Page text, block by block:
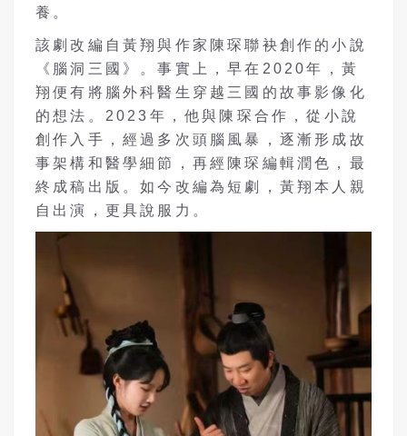
養。
該劇改編自黃翔與作家陳琛聯袂創作的小說
《腦洞三國》。事實上，早在2020年，黃
翔便有將腦外科醫生穿越三國的故事影像化
的想法。2023年，他與陳琛合作，從小說
創作入手，經過多次頭腦風暴，逐漸形成故
事架構和醫學細節，再經陳琛編輯潤色，最
終成稿出版。如今改編為短劇，黃翔本人親
自出演，更具說服力。